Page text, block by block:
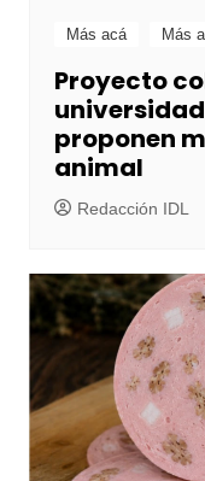
Más acá Más
Proyecto
proponen
animal
Redacción IDL